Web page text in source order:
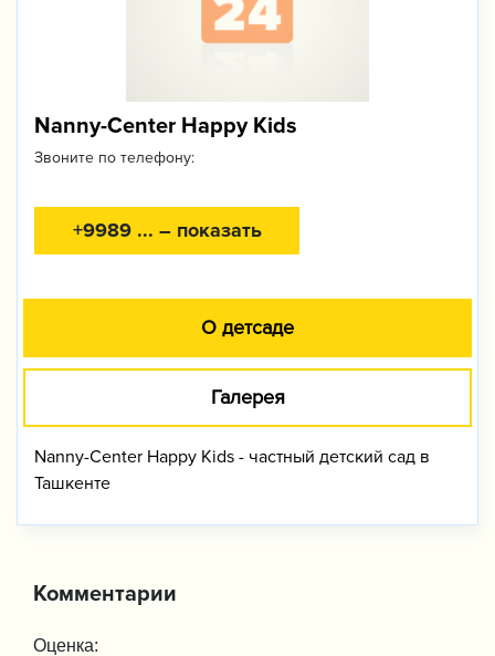
Nanny-Center Happy Kids
Звоните по телефону:
+9989 ... – показать
О детсаде
Галерея
Nanny-Center Happy Kids - частный детский сад в
Ташкенте
Комментарии
Оценка: